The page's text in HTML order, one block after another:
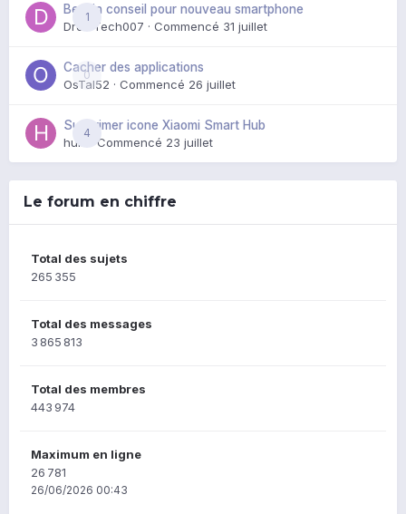
1
Besoin conseil pour nouveau smartphone
DroidTech007 · Commencé 31 juillet
0
Cacher des applications
OsTal52 · Commencé 26 juillet
4
Supprimer icone Xiaomi Smart Hub
huik · Commencé 23 juillet
Le forum en chiffre
Total des sujets
265 355
Total des messages
3 865 813
Total des membres
443 974
Maximum en ligne
26 781
26/06/2026 00:43